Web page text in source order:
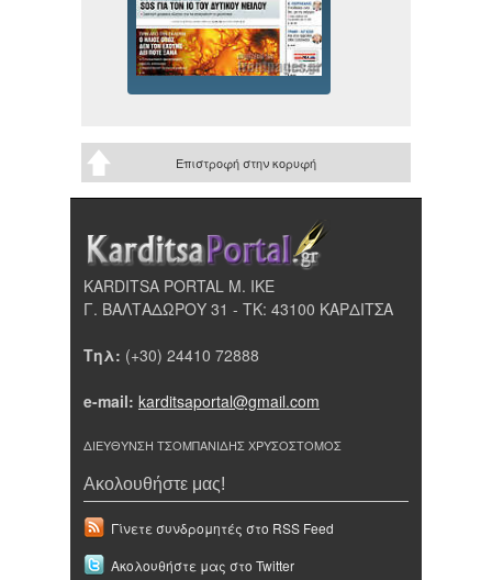
Επιστροφή στην κορυφή
KARDITSA PORTAL Μ. ΙΚΕ
Γ. ΒΑΛΤΑΔΩΡΟΥ 31 - ΤΚ: 43100 ΚΑΡΔΙΤΣΑ
Τηλ: (+30) 24410 72888
e-mail: karditsaportal@gmail.com
ΔΙΕΥΘΥΝΣΗ ΤΣΟΜΠΑΝΙΔΗΣ ΧΡΥΣΟΣΤΟΜΟΣ
Ακολουθήστε μας!
Γίνετε συνδρομητές στο RSS Feed
Ακολουθήστε μας στο Twitter